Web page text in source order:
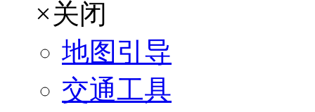
×关闭
地图引导
交通工具